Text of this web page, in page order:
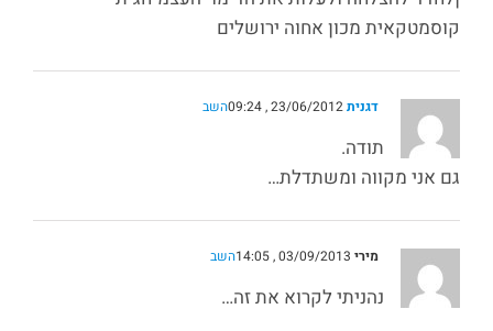
קוסמטקאית מכון אחוה ירושלים
דגנית השב
תודה.
גם אני מקווה ומשתדלת…
מירי השב
נהניתי לקרוא את זה…